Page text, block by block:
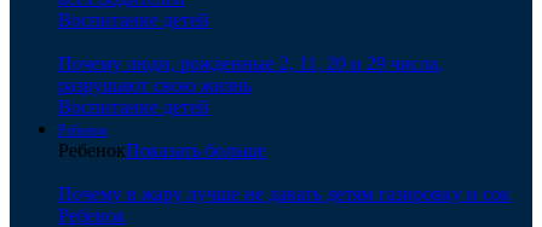
Воспитание детей
Почему люди, рожденные 2, 11, 20 и 29 числа,
разрушают свою жизнь
Воспитание детей
Ребенок
РебенокПоказать больше
Почему в жару лучше не давать детям газировку и сок
Ребенок